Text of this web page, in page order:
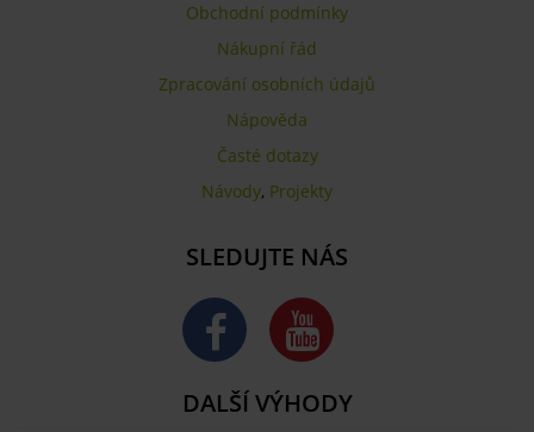
Obchodní podmínky
Nákupní řád
Zpracování osobních údajů
Nápověda
Časté dotazy
Návody, Projekty
SLEDUJTE NÁS
DALŠÍ VÝHODY